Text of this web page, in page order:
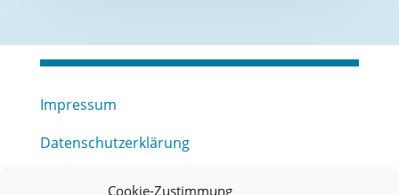
Cookie-Zustimmung
Impressum
Datenschutzerklärung
Haftungsausschluss